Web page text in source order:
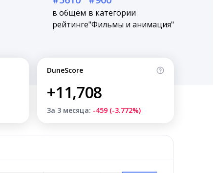
в общем
рейтинге
в категории
"Фильмы и анимация"
DuneScore
+11,708
За 3 месяца: -459 (-3.772%)